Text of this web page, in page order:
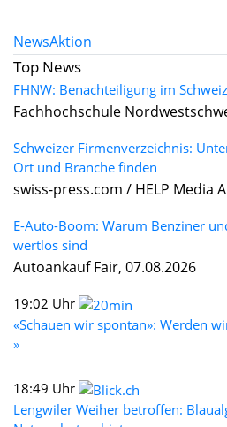
NewsAktion
Top News
FHNW: Benachteiligung im
Fachhochschule
Schweizer Firmenverzeichnis:
Ort und Branche finden
swiss-press.com / HELP Media
E-Auto-Boom: Warum Benziner
wertlos sind
Autoankauf Fair, 07.08.2026
19:02 Uhr
«Schauen wir spontan»: Werden
»
18:49 Uhr
Lengwiler Weiher betroffen: